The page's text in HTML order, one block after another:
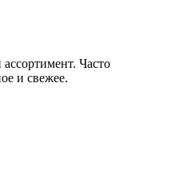
Часто
и свежее.